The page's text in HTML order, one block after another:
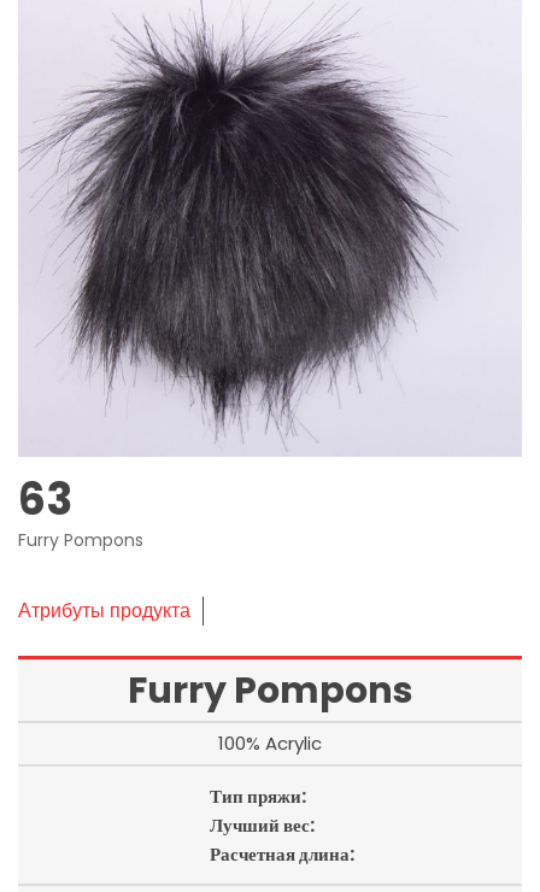
63
Furry Pompons
Атрибуты продукта
Furry Pompons
100% Acrylic
Тип пряжи:
Лучший вес:
Расчетная длина: